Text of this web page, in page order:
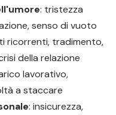
: tristezza
senso di vuoto
ricorrenti, tradimento,
della relazione
lavorativo,
a staccare
: insicurezza,